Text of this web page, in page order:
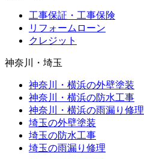
工事保証・工事保険
リフォームローン
クレジット
神奈川・埼玉
神奈川・横浜の外壁塗装
神奈川・横浜の防水工事
神奈川・横浜の雨漏り修理
埼玉の外壁塗装
埼玉の防水工事
埼玉の雨漏り修理